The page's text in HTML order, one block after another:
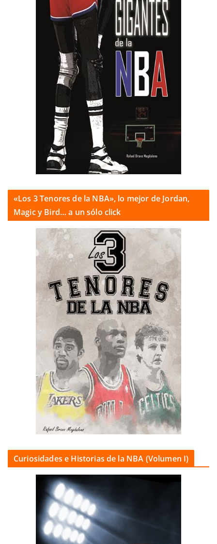
«Los 3 Tenores de la NBA», lo mejor de Jordan,
Magic y Bird… a un sólo click
Curiosidades e Historias de la NBA (Volumen I)